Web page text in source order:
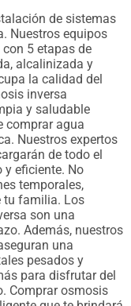
de sistemas
Nuestros equipos
5 etapas de
alcalinizada y
la calidad del
inversa
y saludable
comprar agua
Nuestros expertos
de todo el
y eficiente. No
temporales,
tu familia. Los
son una
Además, nuestros
una
pesados ​​y
para disfrutar del
Comprar osmosis